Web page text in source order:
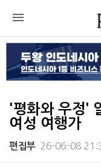
'평화와 우정'
여성 여행가
편집부 26-06-08